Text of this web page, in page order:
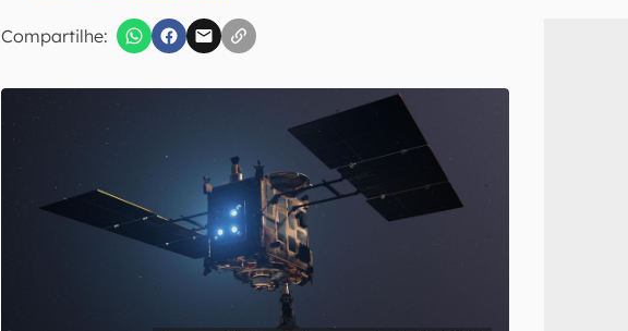
Compartilhe:
Confirmo que li, aceito e concordo com os Termos de Uso e Política de Privacidade